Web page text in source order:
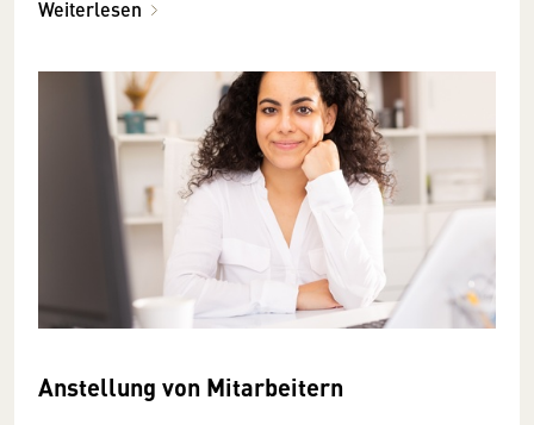
Weiterlesen
Anstellung von Mitarbeitern